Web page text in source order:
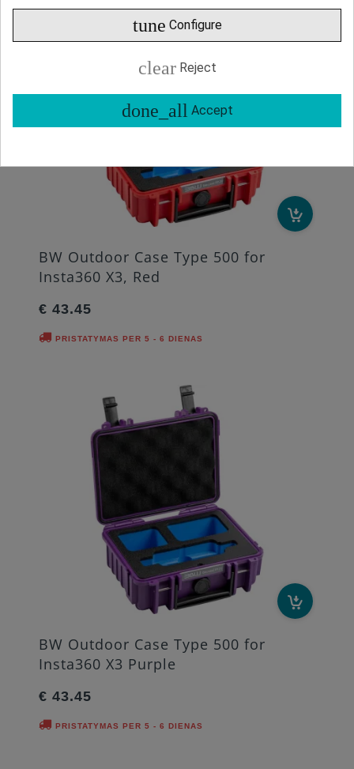
BW Outdoor Case Type 500 for
Insta360 X3, Red
€ 43.45
PRISTATYMAS PER 5 - 6 DIENAS
BW Outdoor Case Type 500 for
Insta360 X3 Purple
€ 43.45
PRISTATYMAS PER 5 - 6 DIENAS
tune Configure
clear Reject
done_all Accept